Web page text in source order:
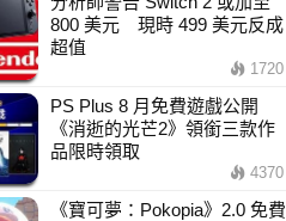
800 美元 現時 499 美元反成
超值
1720
PS Plus 8 月免費遊戲公開
《消逝的光芒2》領銜三款作
品限時領取
4370
《寶可夢：Pokopia》2.0 免費